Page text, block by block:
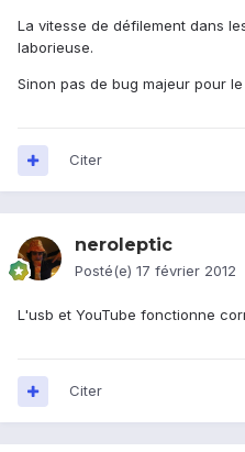
La vitesse de défilement dans
laborieuse.
Sinon pas de bug majeur pour le
Citer
neroleptic
Posté(e) 17 février 2012
L'usb et YouTube fonctionne
Citer